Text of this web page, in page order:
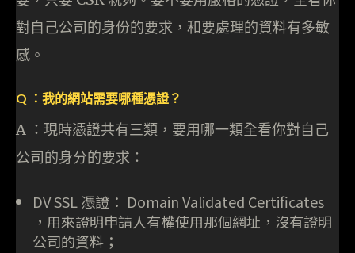
對自己公司的身份的要求，和要處理的資料有多敏
感。
Q ：我的網站需要哪種憑證？
A ：現時憑證共有三類，要用哪一類全看你對自己
公司的身分的要求：
DV SSL 憑證： Domain Validated Certificates
，用來證明申請人有權使用那個網址，沒有證明
公司的資料；